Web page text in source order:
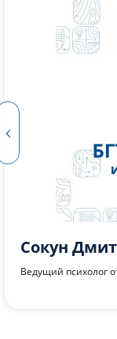
Ведущий